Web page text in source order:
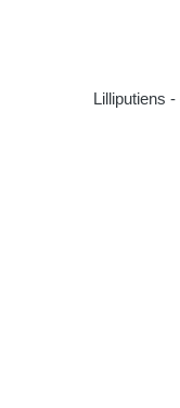
Lilliputiens